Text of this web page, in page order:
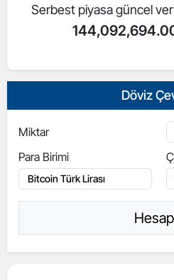
Serbest piyasa güncel
Döviz
Miktar
Para Birimi